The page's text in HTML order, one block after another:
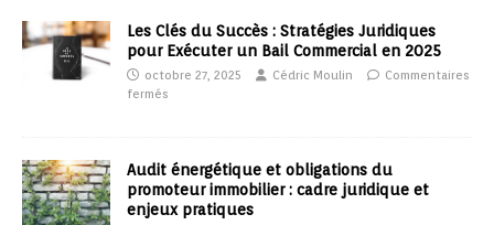
Les Clés du Succès : Stratégies Juridiques
pour Exécuter un Bail Commercial en 2025
octobre 27, 2025 Cédric Moulin
Commentaires
fermés
Audit énergétique et obligations du
promoteur immobilier : cadre juridique et
enjeux pratiques